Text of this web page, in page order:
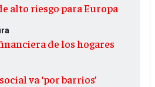
alto riesgo para Europa
de los hogares
va ‘por barrios’